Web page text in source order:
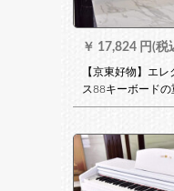
￥ 17,824 円(税
【京東好物】エレ
ス88キーボードの
レード試験では、
者-802斜蓋-重さ調
白(椅子付)